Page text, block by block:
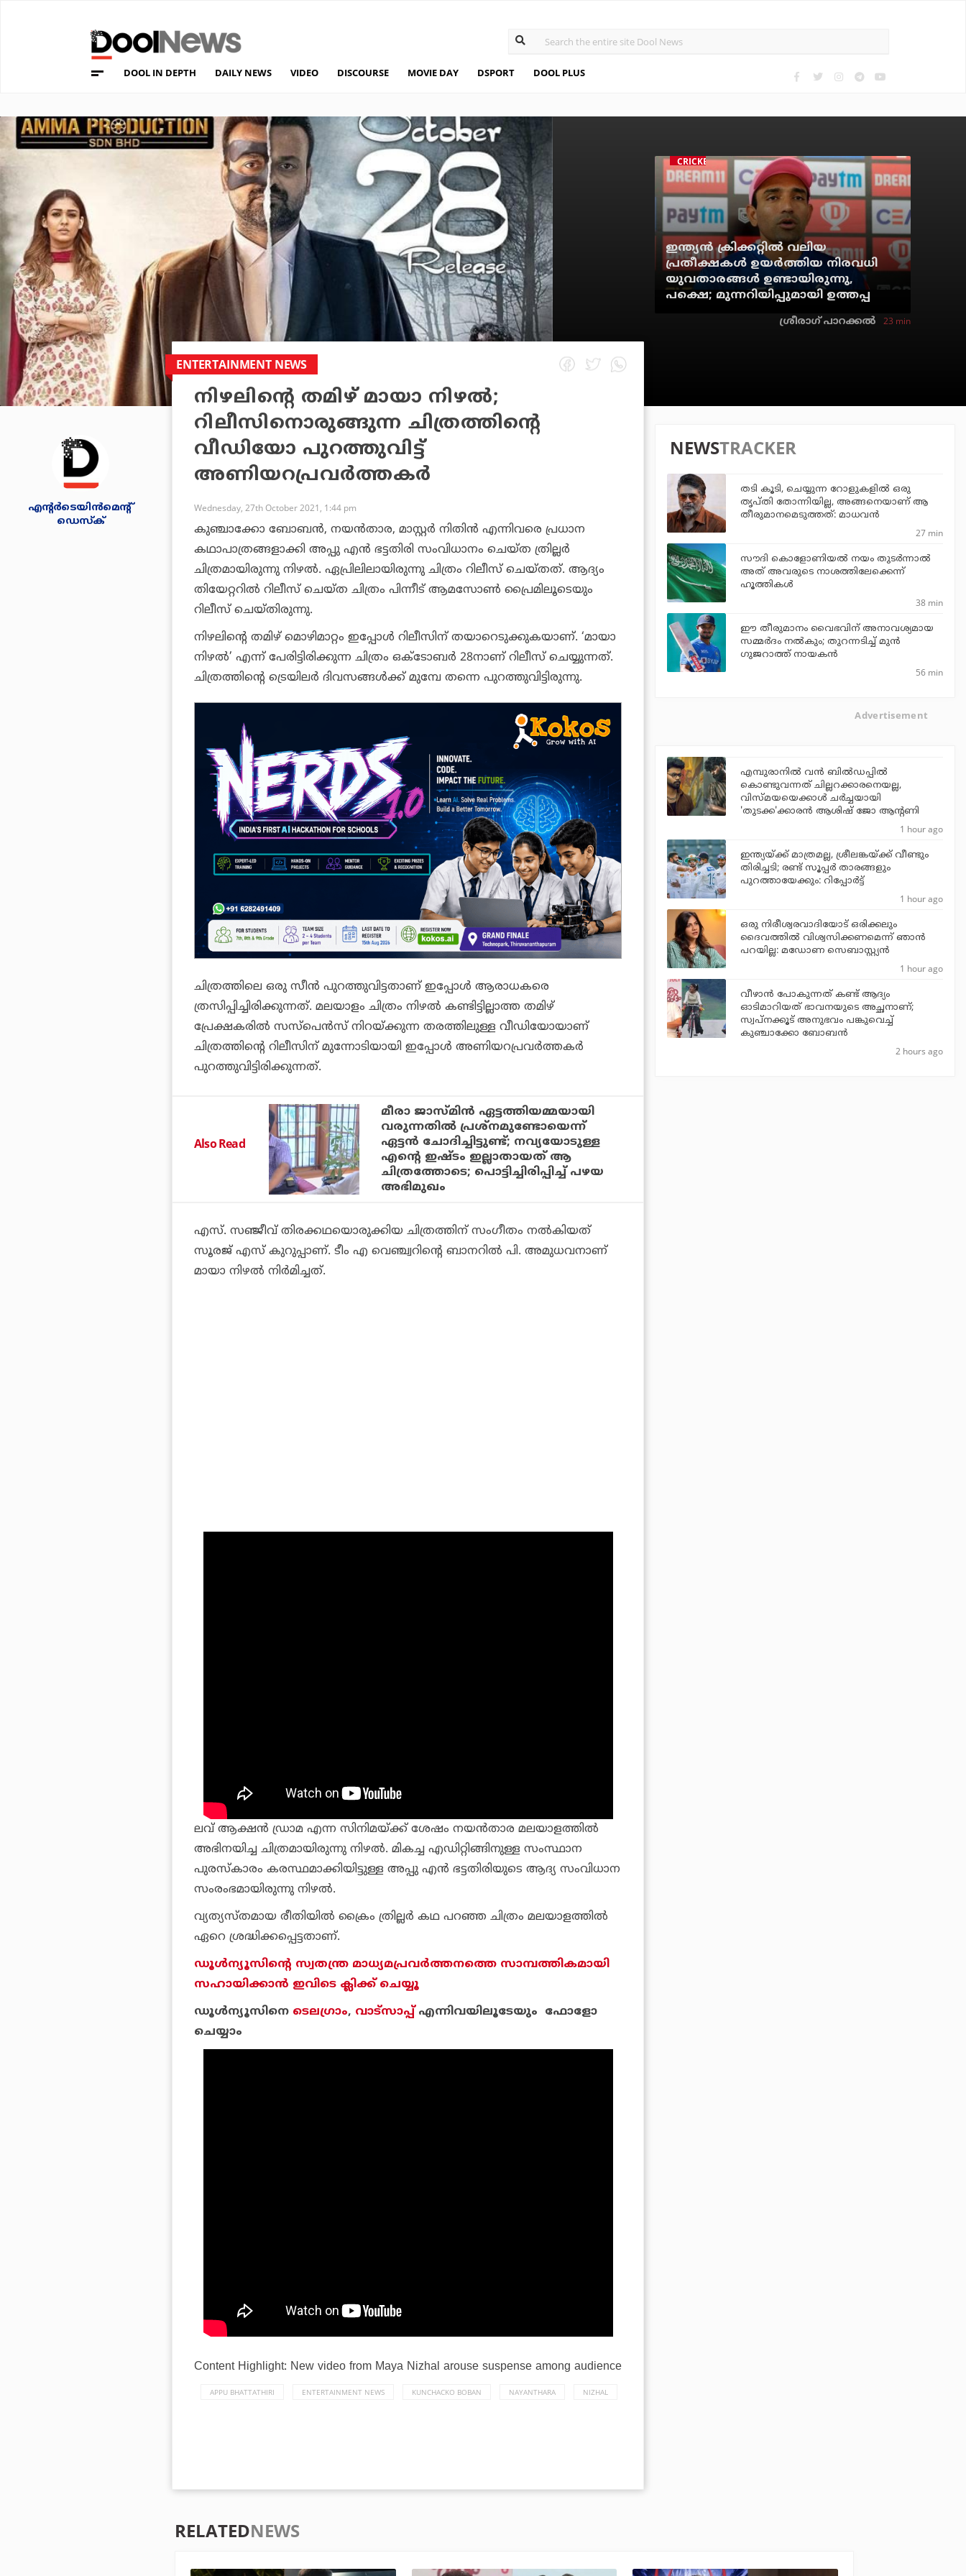
DOOL IN DEPTH DAILY NEWS VIDEO DISCOURSE MOVIE DAY DSPORT DOOL PLUS
CRICKET
ഇന്ത്യന്‍ ക്രിക്കറ്റില്‍ വലിയ
പ്രതീക്ഷകള്‍ ഉയര്‍ത്തിയ നിരവധി
യുവതാരങ്ങള്‍ ഉണ്ടായിരുന്നു,
പക്ഷെ; മുന്നറിയിപ്പുമായി ഉത്തപ്പ
ശ്രീരാഗ് പാറക്കല്‍ 23 min
എന്റര്‍ടെയിന്‍മെന്റ്
ഡെസ്‌ക്
ENTERTAINMENT NEWS
നിഴലിന്റെ തമിഴ് മായാ നിഴല്‍;
റിലീസിനൊരുങ്ങുന്ന ചിത്രത്തിന്റെ
വീഡിയോ പുറത്തുവിട്ട്
അണിയറപ്രവര്‍ത്തകര്‍
Wednesday, 27th October 2021, 1:44 pm
കുഞ്ചാക്കോ ബോബന്‍, നയന്‍താര, മാസ്റ്റര്‍ നിതിന്‍ എന്നിവരെ പ്രധാന
കഥാപാത്രങ്ങളാക്കി അപ്പു എന്‍ ഭട്ടതിരി സംവിധാനം ചെയ്ത ത്രില്ലര്‍
ചിത്രമായിരുന്നു നിഴല്‍. ഏപ്രിലിലായിരുന്നു ചിത്രം റിലീസ് ചെയ്തത്. ആദ്യം
തിയേറ്ററില്‍ റിലീസ് ചെയ്ത ചിത്രം പിന്നീട് ആമസോണ്‍ പ്രൈമിലൂടെയും
റിലീസ് ചെയ്തിരുന്നു.
നിഴലിന്റെ തമിഴ് മൊഴിമാറ്റം ഇപ്പോള്‍ റിലീസിന് തയാറെടുക്കുകയാണ്. ‘മായാ
നിഴല്‍’ എന്ന് പേരിട്ടിരിക്കുന്ന ചിത്രം ഒക്ടോബര്‍ 28നാണ് റിലീസ് ചെയ്യുന്നത്.
ചിത്രത്തിന്റെ ട്രെയിലര്‍ ദിവസങ്ങള്‍ക്ക് മുമ്പേ തന്നെ പുറത്തുവിട്ടിരുന്നു.
ചിത്രത്തിലെ ഒരു സീന്‍ പുറത്തുവിട്ടതാണ് ഇപ്പോള്‍ ആരാധകരെ
ത്രസിപ്പിച്ചിരിക്കുന്നത്. മലയാളം ചിത്രം നിഴല്‍ കണ്ടിട്ടില്ലാത്ത തമിഴ്
പ്രേക്ഷകരില്‍ സസ്‌പെന്‍സ് നിറയ്ക്കുന്ന തരത്തിലുള്ള വീഡിയോയാണ്
ചിത്രത്തിന്റെ റിലീസിന് മുന്നോടിയായി ഇപ്പോള്‍ അണിയറപ്രവര്‍ത്തകര്‍
പുറത്തുവിട്ടിരിക്കുന്നത്.
Also Read
മീരാ ജാസ്മിന്‍ ഏട്ടത്തിയമ്മയായി
വരുന്നതില്‍ പ്രശ്‌നമുണ്ടോയെന്ന്
ഏട്ടന്‍ ചോദിച്ചിട്ടുണ്ട്; നവ്യയോടുള്ള
എന്റെ ഇഷ്ടം ഇല്ലാതായത് ആ
ചിത്രത്തോടെ; പൊട്ടിച്ചിരിപ്പിച്ച് പഴയ
അഭിമുഖം
എസ്. സഞ്ജീവ് തിരക്കഥയൊരുക്കിയ ചിത്രത്തിന് സംഗീതം നല്‍കിയത്
സൂരജ് എസ് കുറുപ്പാണ്. ടീം എ വെഞ്ച്വറിന്റെ ബാനറില്‍ പി. അമുധവനാണ്
മായാ നിഴല്‍ നിര്‍മിച്ചത്.
ലവ് ആക്ഷന്‍ ഡ്രാമ എന്ന സിനിമയ്ക്ക് ശേഷം നയന്‍താര മലയാളത്തില്‍
അഭിനയിച്ച ചിത്രമായിരുന്നു നിഴല്‍. മികച്ച എഡിറ്റിങ്ങിനുള്ള സംസ്ഥാന
പുരസ്‌കാരം കരസ്ഥമാക്കിയിട്ടുള്ള അപ്പു എന്‍ ഭട്ടതിരിയുടെ ആദ്യ സംവിധാന
സംരംഭമായിരുന്നു നിഴല്‍.
വ്യത്യസ്തമായ രീതിയില്‍ ക്രൈം ത്രില്ലര്‍ കഥ പറഞ്ഞ ചിത്രം മലയാളത്തില്‍
ഏറെ ശ്രദ്ധിക്കപ്പെട്ടതാണ്.
ഡൂള്‍ന്യൂസിന്റെ സ്വതന്ത്ര മാധ്യമപ്രവര്‍ത്തനത്തെ സാമ്പത്തികമായി
സഹായിക്കാന്‍ ഇവിടെ ക്ലിക്ക് ചെയ്യൂ
ഡൂള്‍ന്യൂസിനെ ടെലഗ്രാം, വാട്‌സാപ്പ്എന്നിവയിലൂടേയും ഫോളോ
ചെയ്യാം
Content Highlight: New video from Maya Nizhal arouse suspense among audience
APPU BHATTATHIRI ENTERTAINMENT NEWS KUNCHACKO BOBAN NAYANTHARA NIZHAL
NEWSTRACKER
തടി കൂടി, ചെയ്യുന്ന റോളുകളില്‍ ഒരു
തൃപ്തി തോന്നിയില്ല, അങ്ങനെയാണ് ആ
തീരുമാനമെടുത്തത്: മാധവന്‍
27 min
സൗദി കൊളോണിയല്‍ നയം തുടര്‍ന്നാല്‍
അത് അവരുടെ നാശത്തിലേക്കെന്ന്
ഹൂത്തികള്‍
38 min
ഈ തീരുമാനം വൈഭവിന് അനാവശ്യമായ
സമ്മര്‍ദം നല്‍കും; തുറന്നടിച്ച് മുന്‍
ഗുജറാത്ത് നായകന്‍
56 min
Advertisement
എമ്പുരാനില്‍ വന്‍ ബില്‍ഡപ്പില്‍
കൊണ്ടുവന്നത് ചില്ലറക്കാരനെയല്ല,
വിസ്മയയെക്കാള്‍ ചര്‍ച്ചയായി
'തുടക്ക'ക്കാരന്‍ ആശിഷ് ജോ ആന്റണി
1 hour ago
ഇന്ത്യയ്ക്ക് മാത്രമല്ല, ശ്രീലങ്കയ്ക്ക് വീണ്ടും
തിരിച്ചടി; രണ്ട് സൂപ്പര്‍ താരങ്ങളും
പുറത്തായേക്കും: റിപ്പോര്‍ട്ട്
1 hour ago
ഒരു നിരീശ്വരവാദിയോട് ഒരിക്കലും
ദൈവത്തിൽ വിശ്വസിക്കണമെന്ന് ഞാൻ
പറയില്ല: മഡോണ സെബാസ്റ്റ്യൻ
1 hour ago
വീഴാന്‍ പോകുന്നത് കണ്ട് ആദ്യം
ഓടിമാറിയത് ഭാവനയുടെ അച്ഛനാണ്;
സ്വപ്‌നക്കൂട് അനുഭവം പങ്കുവെച്ച്
കുഞ്ചാക്കോ ബോബന്‍
2 hours ago
RELATEDNEWS